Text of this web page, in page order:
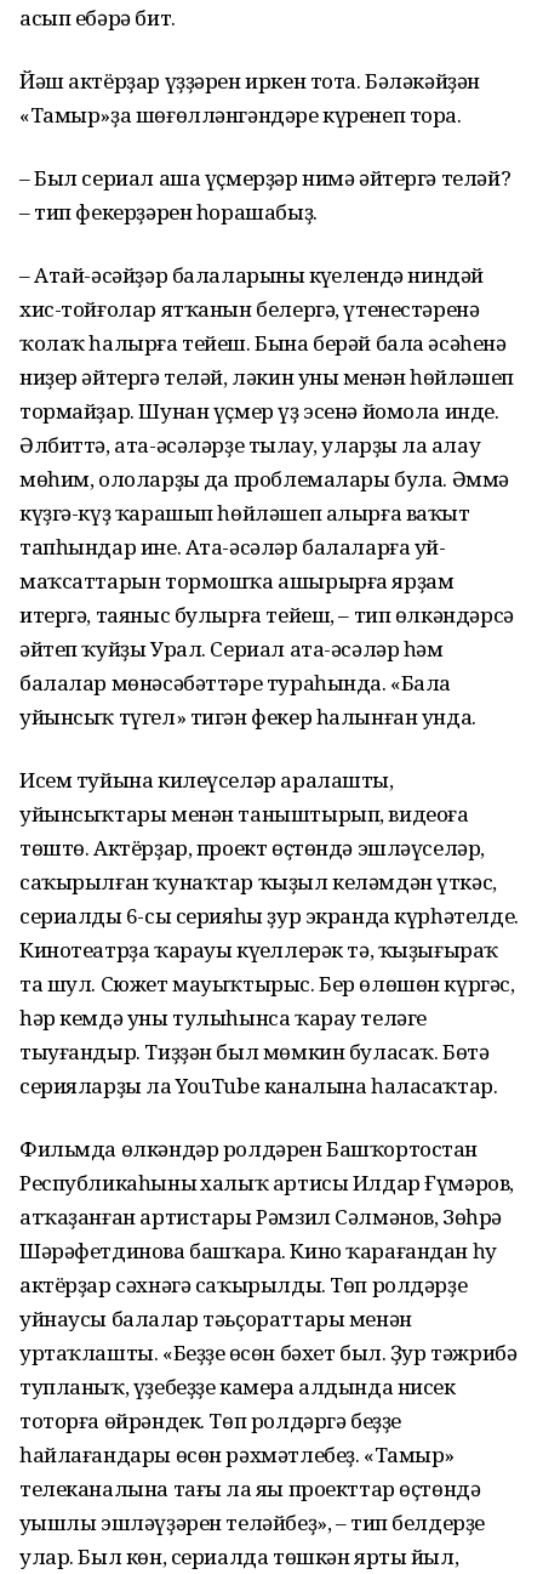
асып ебәрә бит.
Йәш актёрҙар үҙҙәрен иркен тота. Бәләкәйҙән
«Тамыр»ҙа шөғөлләнгәндәре күренеп тора.
– Был сериал аша үҫмерҙәр нимә әйтергә теләй?
– тип фекерҙәрен һорашабыҙ.
– Атай-әсәйҙәр балаларының күңелендә ниндәй
хис-тойғолар ятҡанын белергә, үтенестәренә
ҡолаҡ һалырға тейеш. Бына берәй бала әсәһенә
ниҙер әйтергә теләй, ләкин уның менән һөйләшеп
тормайҙар. Шунан үҫмер үҙ эсенә йомола инде.
Әлбиттә, ата-әсәләрҙе тыңлау, уларҙы ла аңлау
мөһим, ололарҙың да проблемалары була. Әммә
күҙгә-күҙ ҡарашып һөйләшеп алырға ваҡыт
тапһындар ине. Ата-әсәләр балаларға уй-
маҡсаттарын тормошҡа ашырырға ярҙам
итергә, таяныс булырға тейеш, – тип өлкәндәрсә
әйтеп ҡуйҙы Урал. Сериал ата-әсәләр һәм
балалар мөнәсәбәттәре тураһында. «Бала
уйынсыҡ түгел» тигән фекер һалынған унда.
Исем туйына килеүселәр аралашты,
уйынсыҡтары менән таныштырып, видеоға
төштө. Актёрҙар, проект өҫтөндә эшләүселәр,
саҡырылған ҡунаҡтар ҡыҙыл келәмдән үткәс,
сериалдың 6-сы серияһы ҙур экранда күрһәтелде.
Кинотеатрҙа ҡарауы күңеллерәк тә, ҡыҙығыраҡ
та шул. Сюжет мауыҡтырыс. Бер өлөшөн күргәс,
һәр кемдә уны тулыһынса ҡарау теләге
тыуғандыр. Тиҙҙән был мөмкин буласаҡ. Бөтә
серияларҙы ла YouTube каналына һаласаҡтар.
Фильмда өлкәндәр ролдәрен Башҡортостан
Республикаһының халыҡ артисы Илдар Ғүмәров,
атҡаҙанған артистары Рәмзил Сәлмәнов, Зөһрә
Шәрәфетдинова башҡара. Кино ҡарағандан һуң
актёрҙар сәхнәгә саҡырылды. Төп ролдәрҙе
уйнаусы балалар тәьҫораттары менән
уртаҡлашты. «Беҙҙең өсөн бәхет был. Ҙур тәжрибә
тупланыҡ, үҙебеҙҙе камера алдында нисек
тоторға өйрәндек. Төп ролдәргә беҙҙе
һайлағандары өсөн рәхмәтлебеҙ. «Тамыр»
телеканалына тағы ла яңы проекттар өҫтөндә
уңышлы эшләүҙәрен теләйбеҙ», – тип белдерҙе
улар. Был көн, сериалда төшкән ярты йыл,